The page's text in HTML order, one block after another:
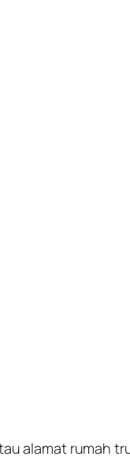
alamat rumah